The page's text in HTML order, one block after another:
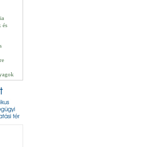
és